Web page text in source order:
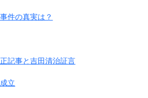
件の真実は？
記事と吉田清治証言
立